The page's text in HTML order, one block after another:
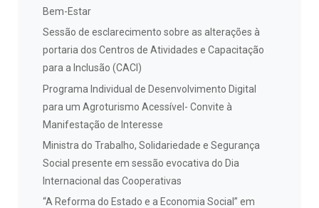
Bem-Estar
Sessão de esclarecimento sobre as alterações à
portaria dos Centros de Atividades e Capacitação
para a Inclusão (CACI)
Programa Individual de Desenvolvimento Digital
para um Agroturismo Acessível- Convite à
Manifestação de Interesse
Ministra do Trabalho, Solidariedade e Segurança
Social presente em sessão evocativa do Dia
Internacional das Cooperativas
“A Reforma do Estado e a Economia Social” em